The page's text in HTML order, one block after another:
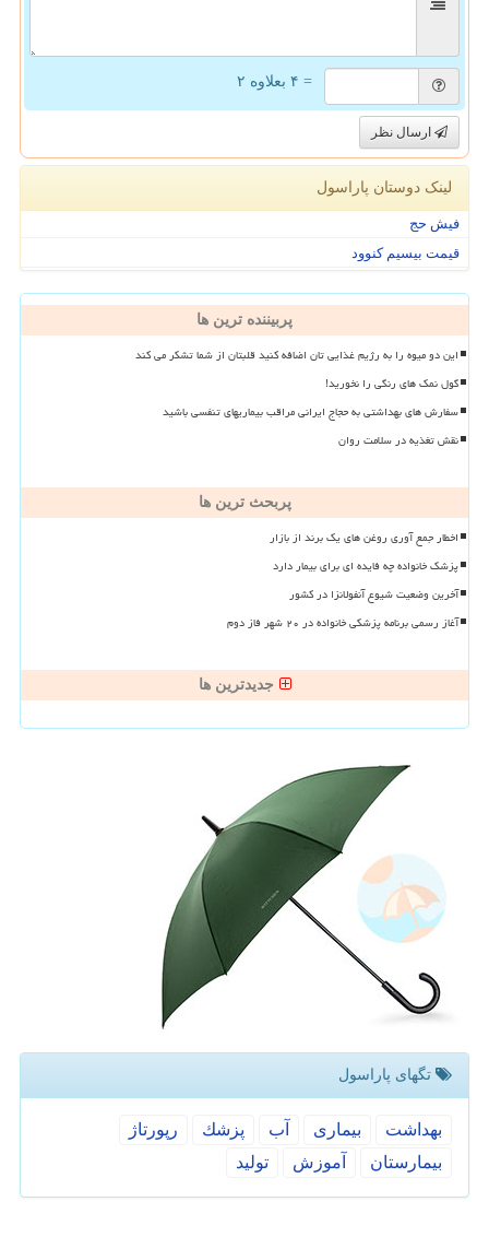
= ۴ بعلاوه ۲
ارسال نظر
لینک دوستان پاراسول
فیش حج
قیمت بیسیم کنوود
پربیننده ترین ها
این دو میوه را به رژیم غذایی تان اضافه کنید قلبتان از شما تشکر می کند
گول نمک های رنگی را نخورید!
سفارش های بهداشتی به حجاج ایرانی مراقب بیماریهای تنفسی باشید
نقش تغذیه در سلامت روان
پربحث ترین ها
اخطار جمع آوری روغن های یک برند از بازار
پزشک خانواده چه فایده ای برای بیمار دارد
آخرین وضعیت شیوع آنفولانزا در کشور
آغاز رسمی برنامه پزشکی خانواده در ۲۰ شهر فاز دوم
جدیدترین ها
تگهای پاراسول
بهداشت بیماری آب پزشك
رپورتاژ
بیمارستان
آموزش تولید